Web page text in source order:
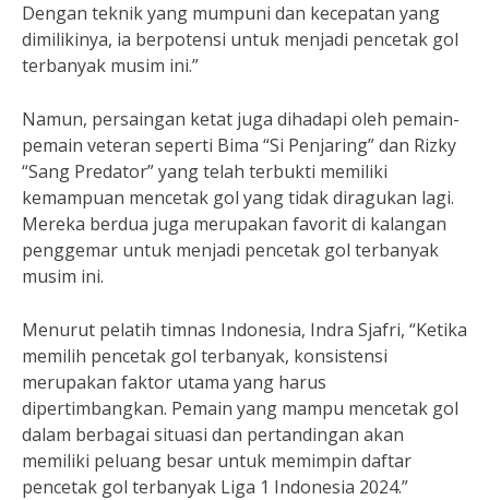
Dengan teknik yang mumpuni dan kecepatan yang
dimilikinya, ia berpotensi untuk menjadi pencetak gol
terbanyak musim ini.”
Namun, persaingan ketat juga dihadapi oleh pemain-
pemain veteran seperti Bima “Si Penjaring” dan Rizky
“Sang Predator” yang telah terbukti memiliki
kemampuan mencetak gol yang tidak diragukan lagi.
Mereka berdua juga merupakan favorit di kalangan
penggemar untuk menjadi pencetak gol terbanyak
musim ini.
Menurut pelatih timnas Indonesia, Indra Sjafri, “Ketika
memilih pencetak gol terbanyak, konsistensi
merupakan faktor utama yang harus
dipertimbangkan. Pemain yang mampu mencetak gol
dalam berbagai situasi dan pertandingan akan
memiliki peluang besar untuk memimpin daftar
pencetak gol terbanyak Liga 1 Indonesia 2024.”